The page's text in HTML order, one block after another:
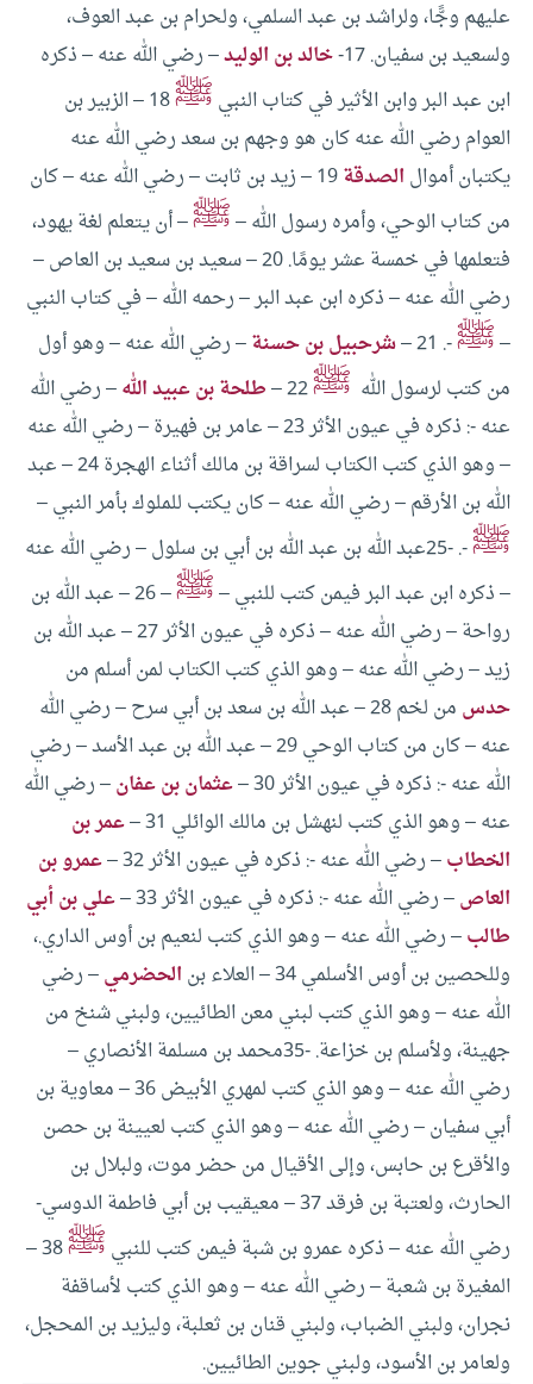
عليهم وجًّا، ولراشد بن عبد السلمي، ولحرام بن عبد العوف،
ولسعيد بن سفيان.17- خالد بن الوليد– رضي الله عنه – ذكره
ابن عبد البر وابن الأثير في كتاب النبي ﷺ
18 – الزبير بن
العوام رضي الله عنه كان هو وجهم بن سعد رضي الله عنه
يكتبان أموال الصدقة
19 – زيد بن ثابت – رضي الله عنه – كان
من كتاب الوحي، وأمره رسول الله –ﷺ– أن يتعلم لغة يهود،
فتعلمها في خمسة عشر يومًا.
20 – سعيد بن سعيد بن العاص –
رضي الله عنه – ذكره ابن عبد البر – رحمه الله – في كتاب النبي
–ﷺ-.
21 – شرحبيل بن حسنة– رضي الله عنه – وهو أول
من كتب لرسول الله ﷺ طلحة بن عبيد الله– رضي الله
عنه -: ذكره في عيون الأثر
23 – عامر بن فهيرة – رضي الله عنه
– وهو الذي كتب الكتاب لسراقة بن مالك أثناء الهجرة
24 – عبد
الله بن الأرقم – رضي الله عنه – كان يكتب للملوك بأمر النبي –
ﷺ-.
-25عبد الله بن عبد الله بن أبي بن سلول – رضي الله عنه
– ذكره ابن عبد البر فيمن كتب للنبي –ﷺ–
26 – عبد الله بن
رواحة – رضي الله عنه – ذكره في عيون الأثر
27 – عبد الله بن
زيد – رضي الله عنه – وهو الذي كتب الكتاب لمن أسلم من
حدس من لخم
28 – عبد الله بن سعد بن أبي سرح – رضي الله
عنه – كان من كتاب الوحي
29 – عبد الله بن عبد الأسد – رضي
الله عنه -: ذكره في عيون الأثر30 – عثمان بن عفان– رضي الله
عنه – وهو الذي كتب لنهشل بن مالك الوائلي 31 – عمر بن
الخطاب– رضي الله عنه -: ذكره في عيون الأثر32 – عمرو بن
العاص– رضي الله عنه -: ذكره في عيون الأثر33 – علي بن أبي
طالب– رضي الله عنه – وهو الذي كتب لنعيم بن أوس الداري.،
وللحصين بن أوس الأسلمي34 – العلاء بن الحضرمي– رضي
الله عنه – وهو الذي كتب لبني معن الطائيين، ولبني شنخ من
جهينة، ولأسلم بن خزاعة.
-35محمد بن مسلمة الأنصاري –
رضي الله عنه – وهو الذي كتب لمهري الأبيض
36 – معاوية بن
أبي سفيان – رضي الله عنه – وهو الذي كتب لعيينة بن حصن
والأقرع بن حابس، وإلى الأقيال من حضر موت، ولبلال بن
الحارث، ولعتبة بن فرقد
37 – معيقيب بن أبي فاطمة الدوسي-
رضي الله عنه – ذكره عمرو بن شبة فيمن كتب للنبي ﷺ
38 –
المغيرة بن شعبة – رضي الله عنه – وهو الذي كتب لأساقفة
نجران، ولبني الضباب، ولبني قنان بن ثعلبة، وليزيد بن المحجل،
ولعامر بن الأسود، ولبني جوين الطائيين.